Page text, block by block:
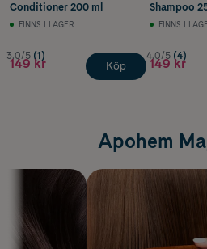
Conditioner 200 ml
FINNS I LAGER
3.0/5 (1)
149 kr Köp
Shampoo
FINNS I
4.0/5 (4)
149 kr
Apohem